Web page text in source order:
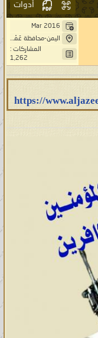
أدوات
Mar 2016
اليمن-محافظة عَمْرَانْ-بَنِيْ صُرَيْمْ- خِيَارْ حَاشد
المشاركات :
1,262
https://